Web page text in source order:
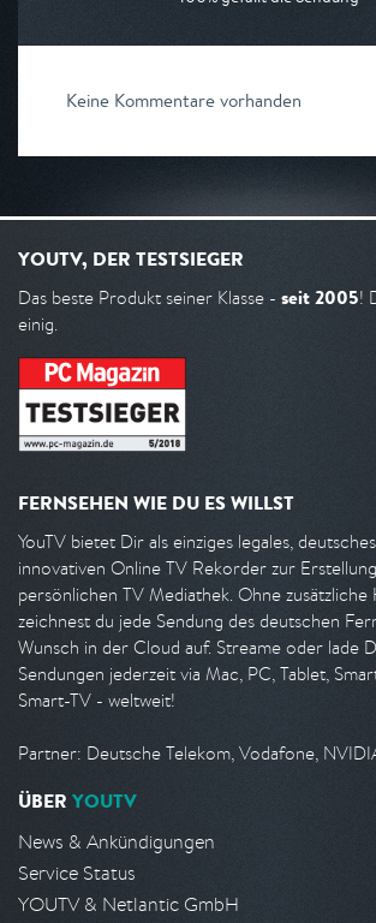
Keine Kommentare vorhanden
YOUTV, DER TESTSIEGER
Das beste Produkt seiner Klasse - seit 2005!
einig.
FERNSEHEN WIE DU ES WILLST
YouTV bietet Dir als einziges legales,
innovativen Online TV Rekorder zur
persönlichen TV Mediathek. Ohne zusätzliche
zeichnest du jede Sendung des deutschen
Wunsch in der Cloud auf. Streame oder lade
Sendungen jederzeit via Mac, PC, Tablet,
Smart-TV - weltweit!
Partner: Deutsche Telekom, Vodafone,
ÜBER YOUTV
News & Ankündigungen
Service Status
YOUTV & Netlantic GmbH